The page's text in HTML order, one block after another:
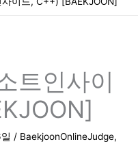
트인사이
일/ BaekjoonOnlineJudge,